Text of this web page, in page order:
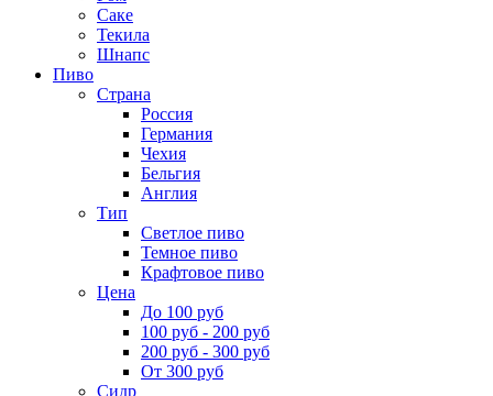
Саке
Текила
Шнапс
Пиво
Страна
Россия
Германия
Чехия
Бельгия
Англия
Тип
Светлое пиво
Темное пиво
Крафтовое пиво
Цена
До 100 руб
100 руб - 200 руб
200 руб - 300 руб
От 300 руб
Сидр